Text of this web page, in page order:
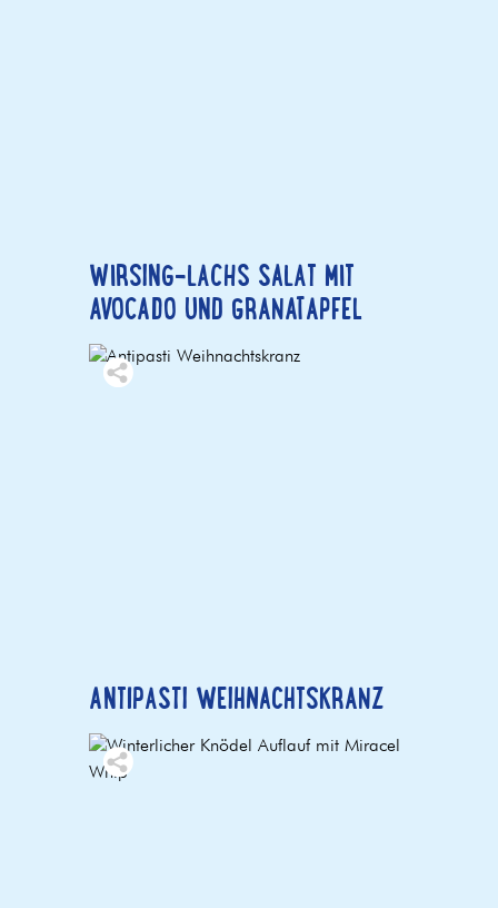
WIRSING-LACHS SALAT MIT
AVOCADO UND GRANATAPFEL
ANTIPASTI WEIHNACHTSKRANZ